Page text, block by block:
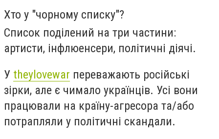
Хто у "чорному списку"?
Список поділений на три частини:
артисти, інфлюенсери, політичні діячі.
У theylovewar переважають російські
зірки, але є чимало українців. Усі вони
працювали на країну-агресора та/або
потрапляли у політичні скандали.